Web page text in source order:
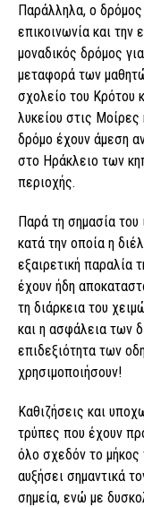
Παράλληλα, ο δρόμος
επικοινωνία και την
μοναδικός δρόμος
μεταφορά των
σχολείο του Κρότου
λυκείου στις
δρόμο έχουν άμεση
στο Ηράκλειο των
περιοχής.
Παρά τη σημασία του
κατά την οποία η
εξαιρετική παραλία
έχουν ήδη
τη διάρκεια του
και η ασφάλεια των
επιδεξιότητα των
χρησιμοποιήσουν!
Καθιζήσεις και
τρύπες που έχουν
όλο σχεδόν το μήκος
αυξήσει σημαντικά
σημεία, ενώ με